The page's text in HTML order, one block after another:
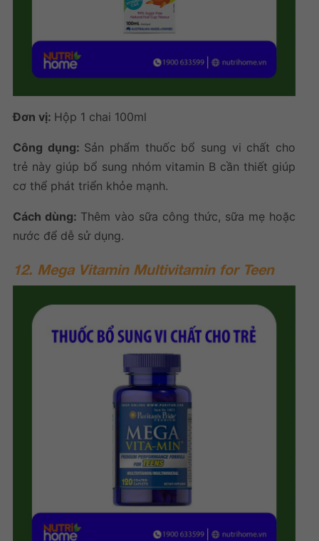
Đơn vị: Hộp 1 chai 100ml
Công dụng: Sản phẩm thuốc bổ sung vi chất cho
trẻ này giúp bổ sung nhóm vitamin B cần thiết giúp
cơ thể phát triển khỏe mạnh.
Cách dùng: Thêm vào sữa công thức, sữa mẹ hoặc
nước để dễ sử dụng.
12. Mega Vitamin Multivitamin for Teen